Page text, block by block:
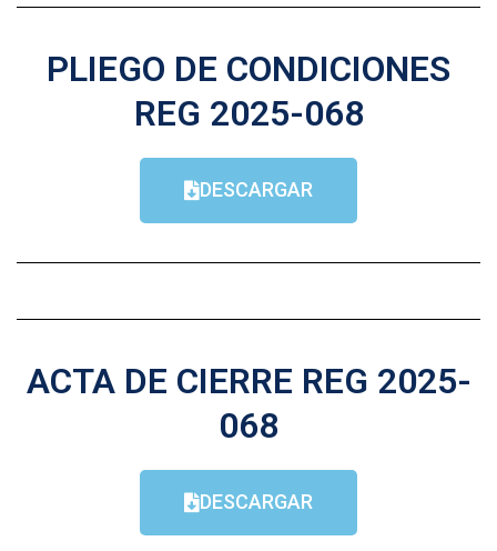
PLIEGO DE CONDICIONES
REG 2025-068
DESCARGAR
ACTA DE CIERRE REG 2025-
068
DESCARGAR